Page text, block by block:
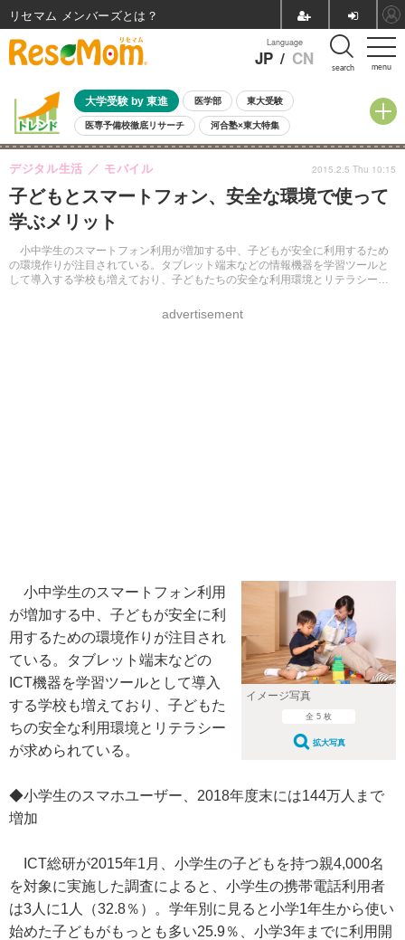
menu
Language
JP / CN search
大学受験 by 東進 医学部 東大受験
医専予備校徹底リサーチ 河合塾×東大特集
親子で考える大学選び 高校受験 中学受験 小学校受験
共通テスト 夏休み 8月開催学校説明会・相談会
8月開催イベント・WS 全国公立高校 過去問 人気記事
自由研究教材（小学生向け）
子どもとスマートフォン、安全な環境で使って
学ぶメリット
小中学生のスマートフォン利用が増加する中、子どもが安全に利用するため
の環境作りが注目されている。タブレット端末などの情報機器を学習ツールと
して導入する学校も増えており、子どもたちの安全な利用環境とリテラシーが
デジタル生活 モバイル
advertisement
2015.2.5 Thu 10:15
イメージ写真
全 5 枚
拡大写真
小中学生のスマートフォン利用
が増加する中、子どもが安全に利
用するための環境作りが注目され
ている。タブレット端末などの
ICT機器を学習ツールとして導入
する学校も増えており、子どもた
ちの安全な利用環境とリテラシー
が求められている。
◆小学生のスマホユーザー、2018年度末には144万人まで
増加
ICT総研が2015年1月、小学生の子どもを持つ親4,000名
を対象に実施した調査によると、小学生の携帯電話利用者
は3人に1人（32.8％）。学年別に見ると小学1年生から使い
始めた子どもがもっとも多い25.9％、小学3年までに利用開
リセマム メンバーズ